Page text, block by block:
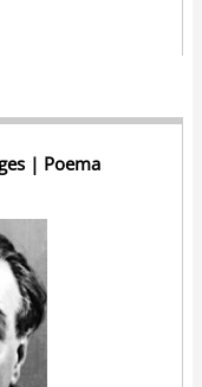
| Poema